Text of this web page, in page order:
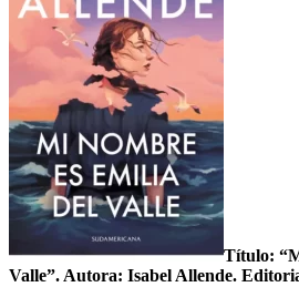
Título:
Valle”. Autora: Isabel Allende.